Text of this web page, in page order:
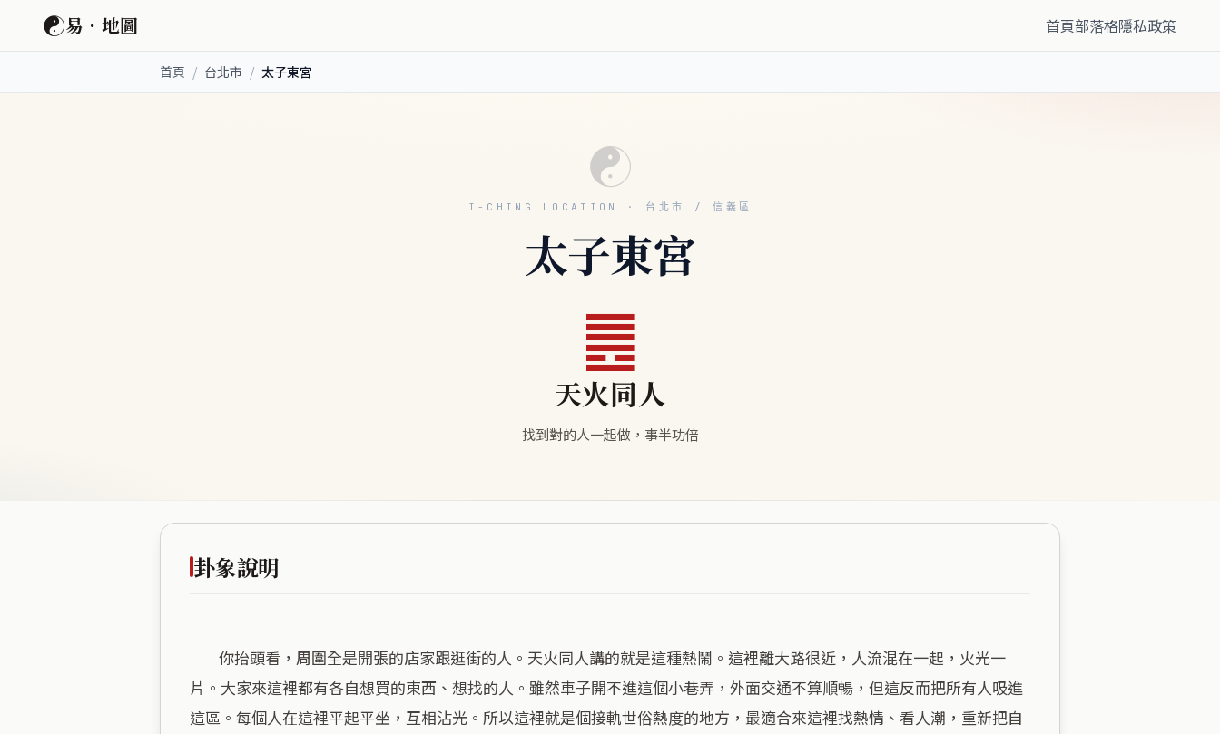
☯易．地圖 首頁部落格隱私政策
首頁 / 台北市 / 太子東宮
☯
I-CHING LOCATION · 台北市 / 信義區
太子東宮
䷌
天火同人
找到對的人一起做，事半功倍
卦象說明
片。大家來這裡都有各自想買的東西、想找的人。雖然車子開不進這個小巷弄，外面交通不算順暢，但這反而把所有人吸進
這區。每個人在這裡平起平坐，互相沾光。所以這裡就是個接軌世俗熱度的地方，最適合來這裡找熱情、看人潮，重新把自